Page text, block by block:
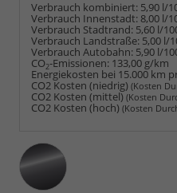
Verbrauch kombiniert: 5,90 l/
Verbrauch Innenstadt: 8,00 l/
Verbrauch Stadtrand: 5,60 l/
Verbrauch Landstraße: 5,00 l/
Verbrauch Autobahn: 5,90 l/
CO2-Emissionen: 133,00 g/km
Energiekosten bei 15.000 km
CO2 Kosten (niedrig) (Kosten
CO2 Kosten (mittel) (Kosten
CO2 Kosten (hoch) (Kosten